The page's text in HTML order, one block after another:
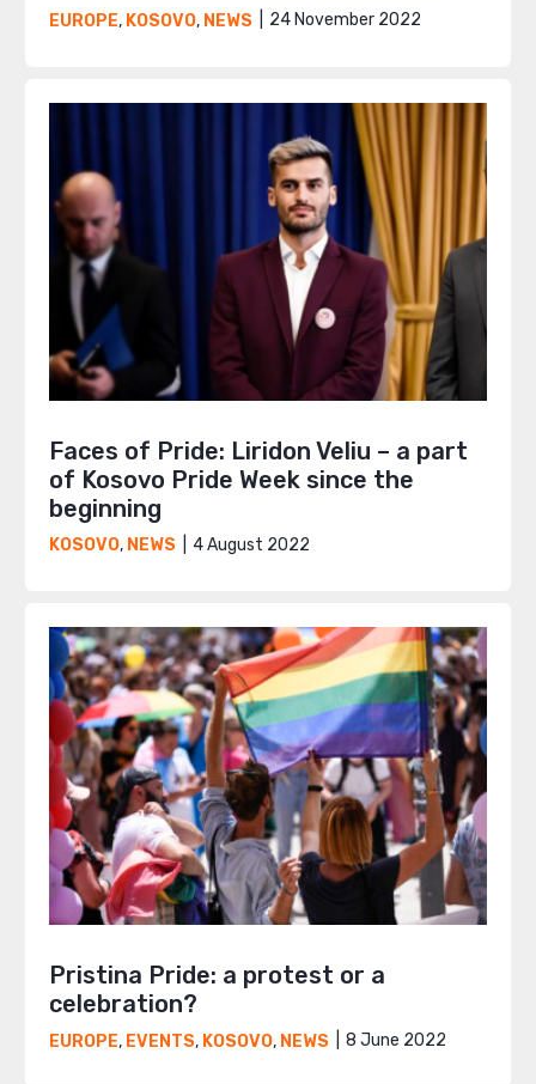
EUROPE, KOSOVO, NEWS 24 November 2022
Faces of Pride: Liridon Veliu – a part
of Kosovo Pride Week since the
beginning
KOSOVO, NEWS 4 August 2022
Pristina Pride: a protest or a
celebration?
EUROPE, EVENTS, KOSOVO, NEWS 8 June 2022